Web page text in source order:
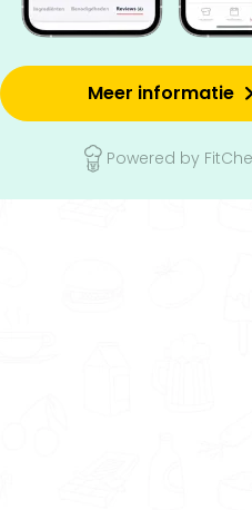
Meer informatie
Powered by